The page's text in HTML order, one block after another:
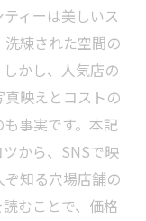
ィーは美しいス
練された空間の
かし、人気店の
映えとコストの
事実です。本記
から、SNSで映
知る穴場店舗の
むことで、価格